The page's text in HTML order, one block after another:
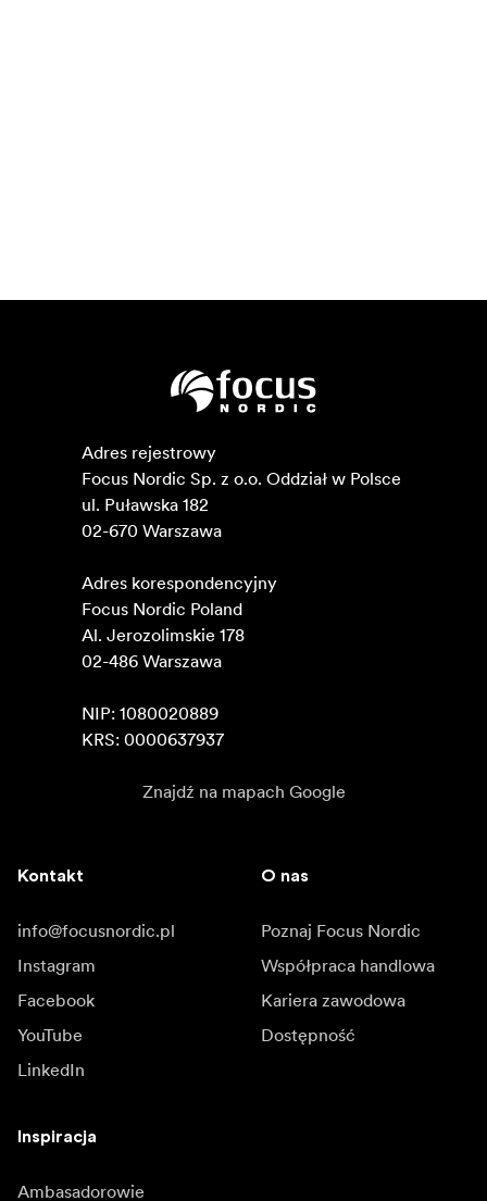
Adres rejestrowy
Focus Nordic Sp. z o.o. Oddział w Polsce
ul. Puławska 182
02-670 Warszawa
Adres korespondencyjny
Focus Nordic Poland
Al. Jerozolimskie 178
02-486 Warszawa
NIP: 1080020889
KRS: 0000637937
Znajdź na mapach Google
Kontakt
info@focusnordic.pl
Instagram
Facebook
YouTube
LinkedIn
O nas
Poznaj Focus Nordic
Współpraca handlowa
Kariera zawodowa
Dostępność
Inspiracja
Ambasadorowie